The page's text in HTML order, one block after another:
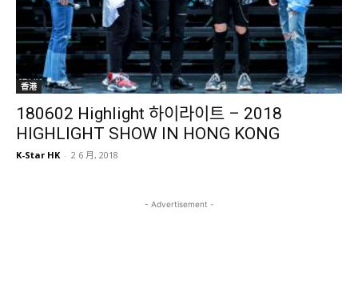
香港
180602 Highlight 하이라이트 – 2018
HIGHLIGHT SHOW IN HONG KONG
K-Star HK - 2 6 月, 2018
- Advertisement -